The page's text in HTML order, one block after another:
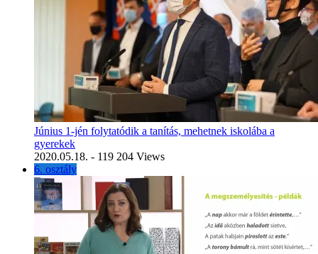
Június 1-jén folytatódik a tanítás, mehetnek iskolába a
gyerekek
2020.05.18. - 119 204 Views
6. osztály